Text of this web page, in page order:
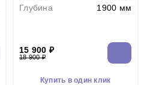
Глубина
1900 мм
15 900 ₽
18 900 ₽
Купить в один клик